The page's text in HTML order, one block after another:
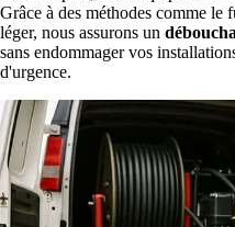
Grâce à des méthodes comme le
léger, nous assurons un
sans endommager vos
d'urgence.